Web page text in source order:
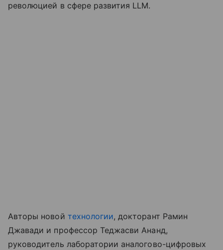
революцией в сфере развития LLM.
Авторы новой технологии, докторант Рамин
Джавади и профессор Теджасви Ананд,
руководитель лаборатории аналогово-цифровых